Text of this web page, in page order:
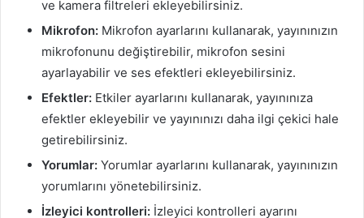
ve kamera filtreleri ekleyebilirsiniz.
Mikrofon: Mikrofon ayarlarını kullanarak, yayınınızın
mikrofonunu değiştirebilir, mikrofon sesini
ayarlayabilir ve ses efektleri ekleyebilirsiniz.
Efektler: Etkiler ayarlarını kullanarak, yayınınıza
efektler ekleyebilir ve yayınınızı daha ilgi çekici hale
getirebilirsiniz.
Yorumlar: Yorumlar ayarlarını kullanarak, yayınınızın
yorumlarını yönetebilirsiniz.
İzleyici kontrolleri: İzleyici kontrolleri ayarını